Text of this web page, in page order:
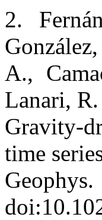
2.
A.,
Lanari,
Gravity-
time